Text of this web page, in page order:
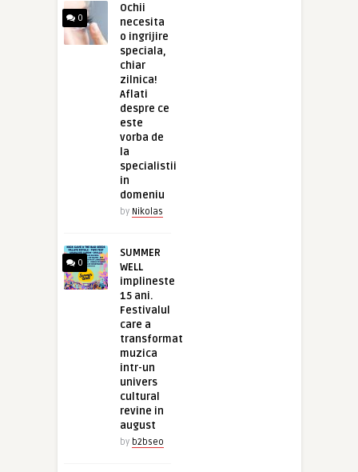
0
Ochii
necesita
o ingrijire
speciala,
chiar
zilnica!
Aflati
despre ce
este
vorba de
la
specialistii
in
domeniu
by Nikolas
0
SUMMER
WELL
implineste
15 ani.
Festivalul
care a
transformat
muzica
intr-un
univers
cultural
revine in
august
by b2bseo